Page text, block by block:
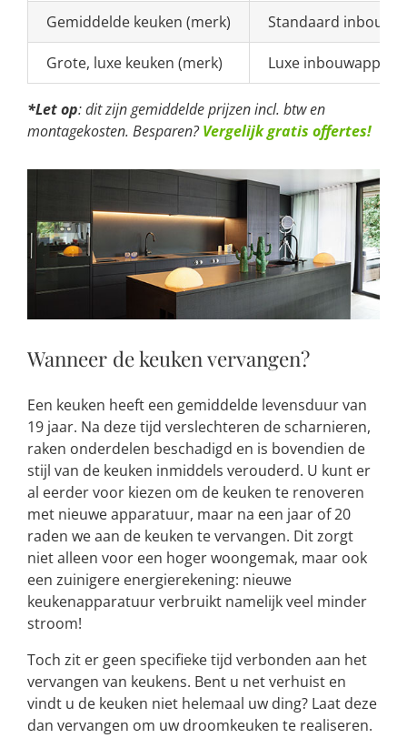
Gemiddelde keuken (merk) Standaard
Grote, luxe keuken (merk) Luxe
*Let op: dit zijn gemiddelde prijzen incl. btw en
montagekosten. Besparen?Vergelijk gratis offertes!
Wanneer de keuken vervangen?
Een keuken heeft een gemiddelde levensduur van
19 jaar. Na deze tijd verslechteren de scharnieren,
raken onderdelen beschadigd en is bovendien de
stijl van de keuken inmiddels verouderd. U kunt er
al eerder voor kiezen om de keuken te renoveren
met nieuwe apparatuur, maar na een jaar of 20
raden we aan de keuken te vervangen. Dit zorgt
niet alleen voor een hoger woongemak, maar ook
een zuinigere energierekening: nieuwe
keukenapparatuur verbruikt namelijk veel minder
stroom!
Toch zit er geen specifieke tijd verbonden aan het
vervangen van keukens. Bent u net verhuist en
vindt u de keuken niet helemaal uw ding? Laat deze
dan vervangen om uw droomkeuken te realiseren.